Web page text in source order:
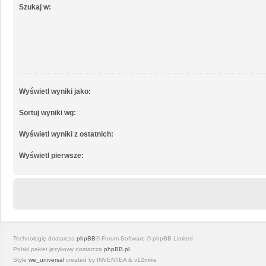
Szukaj w:
Wyświetl wyniki jako:
Sortuj wyniki wg:
Wyświetl wyniki z ostatnich:
Wyświetl pierwsze:
Technologię dostarcza phpBB® Forum Software © phpBB Limited
Polski pakiet językowy dostarcza phpBB.pl
Style we_universal created by INVENTEA & v12mike